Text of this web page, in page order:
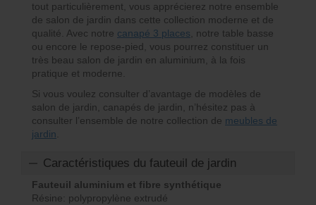
Ainsi, il trouve naturellement sa place dans votre
véranda, accompagné de son repose-pied, pour profiter
pleinement d’un moment de détente.
Les formes droites, les lignes épurées et l’assise
confortable de ce fauteuil en résine en font également
tout particulièrement, vous apprécierez notre ensemble
de salon de jardin dans cette collection moderne et de
qualité. Avec notre canapé 3 places , notre table basse
ou encore le repose-pied, vous pourrez constituer un
très beau salon de jardin en aluminium, à la fois
pratique et moderne.
Si vous voulez consulter d’avantage de modèles de
salon de jardin, canapés de jardin, n’hésitez pas à
consulter l’ensemble de notre collection de meubles de
jardin
Caractéristiques du fauteuil de jardin
Fauteuil aluminium et fibre synthétique
Résine: polypropylène extrudé